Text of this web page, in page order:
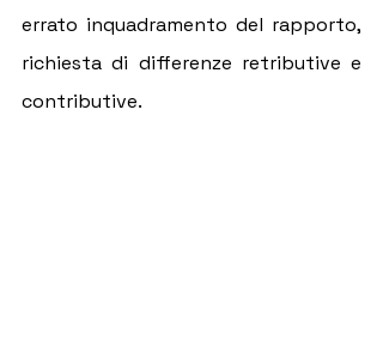
errato inquadramento del rapporto,
richiesta di differenze retributive e
contributive.